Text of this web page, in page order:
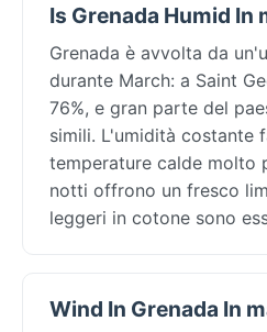
Is Grenada Humid In
Grenada è avvolta da
durante March: a Saint
76%, e gran parte del
simili. L'umidità costante
temperature calde molto
notti offrono un fresco
leggeri in cotone sono
Wind In Grenada In